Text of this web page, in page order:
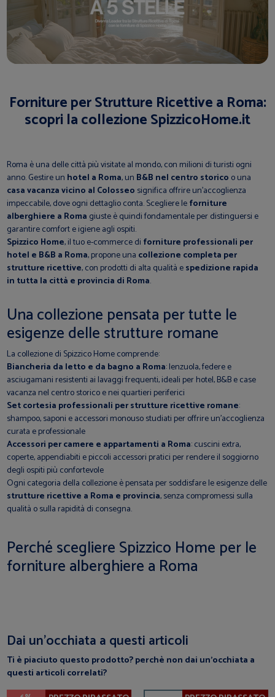
Forniture per Strutture Ricettive a Roma:
scopri la collezione SpizzicoHome.it
Roma è una delle città più visitate al mondo, con milioni di turisti ogni
anno. Gestire un hotel a Roma, un B&B nel centro storico o una
casa vacanza vicino al Colosseo significa offrire un’accoglienza
impeccabile, dove ogni dettaglio conta. Scegliere leforniture
alberghiere a Roma giuste è quindi fondamentale per distinguersi e
garantire comfort e igiene agli ospiti.
Spizzico Home, il tuo e-commerce di forniture professionali per
hotel e B&B a Roma, propone una collezione completa per
strutture ricettive, con prodotti di alta qualità espedizione rapida
in tutta la città e provincia di Roma.
Una collezione pensata per tutte le
esigenze delle strutture romane
La collezione di Spizzico Home comprende:
Biancheria da letto e da bagno a Roma: lenzuola, federe e
asciugamani resistenti ai lavaggi frequenti, ideali per hotel, B&B e case
vacanza nel centro storico e nei quartieri periferici
Set cortesia professionali per strutture ricettive romane:
shampoo, saponi e accessori monouso studiati per offrire un’accoglienza
curata e professionale
Accessori per camere e appartamenti a Roma: cuscini extra,
coperte, appendiabiti e piccoli accessori pratici per rendere il soggiorno
degli ospiti più confortevole
Ogni categoria della collezione è pensata per soddisfare le esigenze delle
strutture ricettive a Roma e provincia, senza compromessi sulla
qualità o sulla rapidità di consegna.
Perché scegliere Spizzico Home per le
forniture alberghiere a Roma
Dai un’occhiata a questi articoli
Ti è piaciuto questo prodotto? perchè non dai un’occhiata a
questi articoli correlati?